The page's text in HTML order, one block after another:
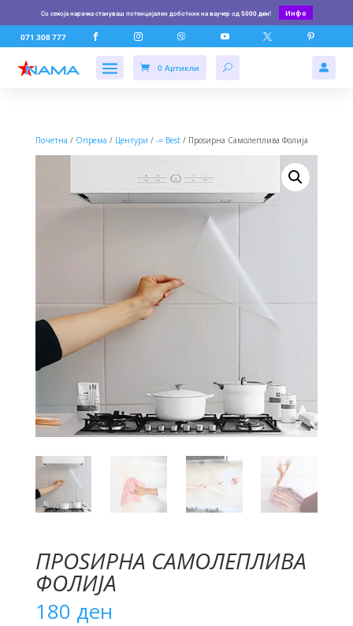
Со секоја нарачка стануваш потенцијален доботник на ваучер од 5000 ден! Инфо
071 308 777      
0 Артикли 
Почетна / Опрема / Центури / -= Best/ Проѕирна Самолеплива Фолија
ПРОЅИРНА САМОЛЕПЛИВА
ФОЛИЈА
180 ден